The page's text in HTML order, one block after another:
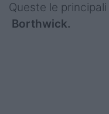
Queste le
Borthwick.